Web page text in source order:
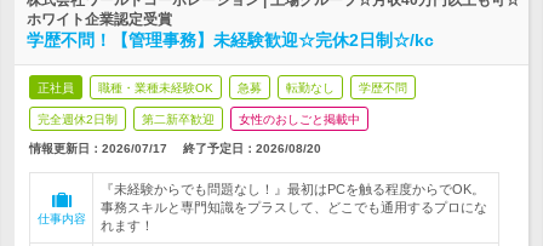
ホワイト企業認定受賞
学歴不問！【管理事務】未経験歓迎☆完休2日制☆/kc
正社員 職種・業種未経験OK 急募 転勤なし 学歴不問
完全週休2日制 第二新卒歓迎 女性のおしごと掲載中
情報更新日：2026/07/17 終了予定日： 2026/08/20
仕事内容
『未経験からでも問題なし！』最初はPCを触る程度からでOK。
事務スキルと専門知識をプラスして、どこでも通用するプロにな
れます！